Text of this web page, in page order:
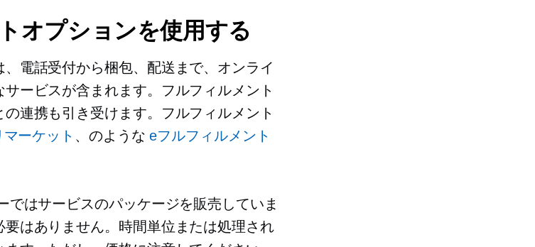
オプションを使用する
、電話受付から梱包、配送まで、オンライ
ービスが含まれます。フルフィルメント
連携も引き受けます。フルフィルメント
ーケット 、のようなeフルフィルメント
ではサービスのパッケージを販売していま
はありません。時間単位または処理され